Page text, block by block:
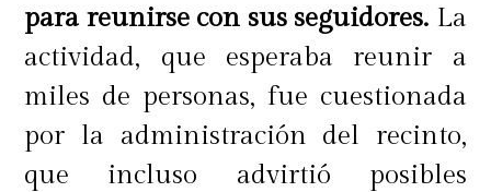
para reunirse con sus seguidores. La
actividad, que esperaba reunir a
miles de personas, fue cuestionada
por la administración del recinto,
que incluso advirtió posibles